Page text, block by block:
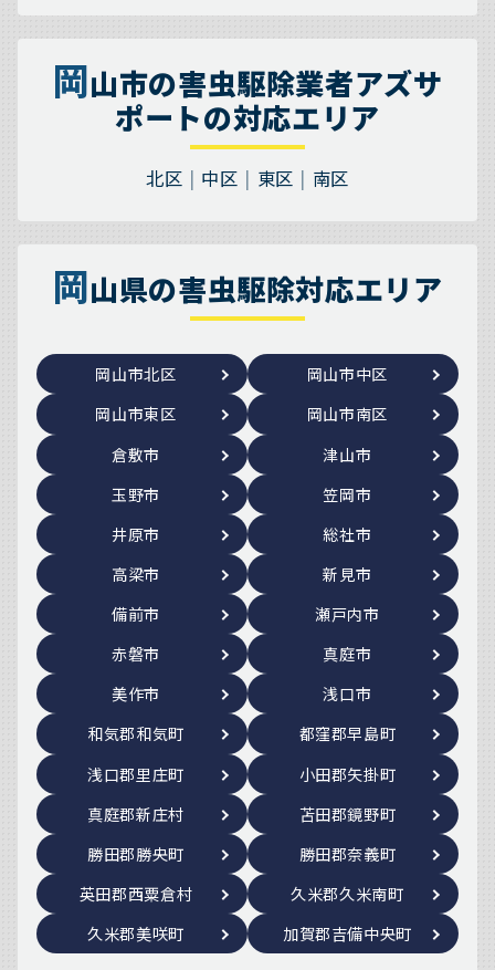
岡山市の害虫駆除業者アズサ
ポートの対応エリア
北区 中区 東区 南区
岡山県の害虫駆除対応エリア
岡山市北区
岡山市中区
岡山市東区
岡山市南区
倉敷市
津山市
玉野市
笠岡市
井原市
総社市
高梁市
新見市
備前市
瀬戸内市
赤磐市
真庭市
美作市
浅口市
和気郡和気町
都窪郡早島町
浅口郡里庄町
小田郡矢掛町
真庭郡新庄村
苫田郡鏡野町
勝田郡勝央町
勝田郡奈義町
英田郡西粟倉村
久米郡久米南町
久米郡美咲町
加賀郡吉備中央町